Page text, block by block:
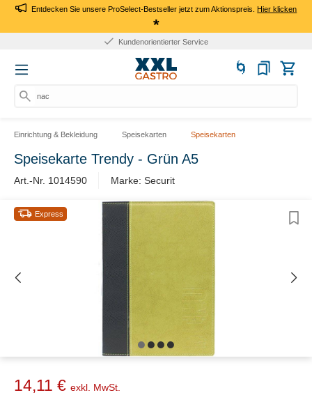
Entdecken Sie unsere ProSelect-Bestseller jetzt zum Aktionspreis.Hier klicken
*
Kundenorientierter Service
nach
Einrichtung & Bekleidung Speisekarten Speisekarten
Speisekarte Trendy - Grün A5
Art.-Nr. 1014590 Marke: Securit
Express
14,11 € exkl. MwSt.